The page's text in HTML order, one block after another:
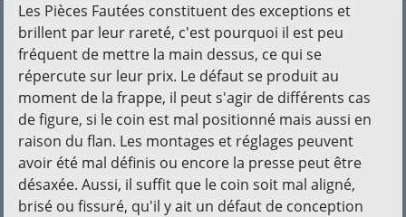
Les Pièces Fautées constituent des exceptions et
brillent par leur rareté, c'est pourquoi il est peu
fréquent de mettre la main dessus, ce qui se
répercute sur leur prix. Le défaut se produit au
moment de la frappe, il peut s'agir de différents cas
de figure, si le coin est mal positionné mais aussi en
raison du flan. Les montages et réglages peuvent
avoir été mal définis ou encore la presse peut être
désaxée. Aussi, il suffit que le coin soit mal aligné,
brisé ou fissuré, qu'il y ait un défaut de conception